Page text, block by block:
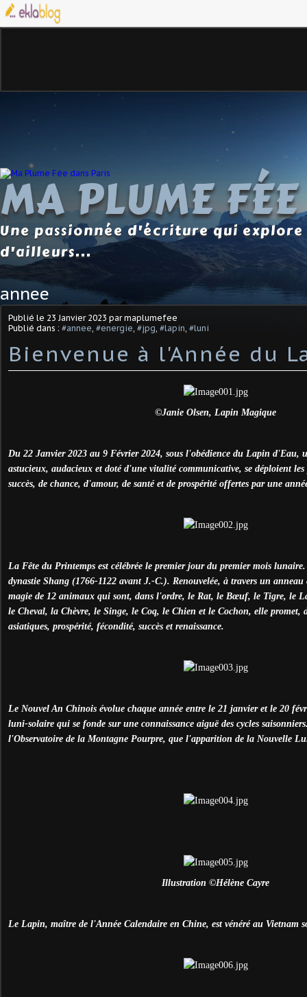
MA PLUME
Une passionnée d'écriture qui
d'ailleurs...
annee
Publié le 23 Janvier 2023 par maplumefee
Publié dans : #annee #energie #jpg #lapin #luni
Bienvenue à l'Année du
©Janie Olsen, Lapin Magique
Du 22 Janvier 2023 au 9 Février 2024, sous l'obédience du Lapin d'Eau,
astucieux, audacieux et doté d'une vitalité communicative, se déploient les
succès, de chance, d'amour, de santé et de prospérité offertes par une
La Fête du Printemps est célébrée le premier jour du premier mois
dynastie Shang (1766-1122 avant J.-C.). Renouvelée, à travers un
magie de 12 animaux qui sont, dans l'ordre, le Rat, le Bœuf, le Tigre, le
le Cheval, la Chèvre, le Singe, le Coq, le Chien et le Cochon, elle promet,
asiatiques, prospérité, fécondité, succès et renaissance.
Le Nouvel An Chinois évolue chaque année entre le 21 janvier et le 20
luni-solaire qui se fonde sur une connaissance aiguë des cycles
l'Observatoire de la Montagne Pourpre, que l'apparition de la Nouvelle
Illustration©Hélène Cayre
Le Lapin, maître de l'Année Calendaire en Chine, est vénéré au Vietnam